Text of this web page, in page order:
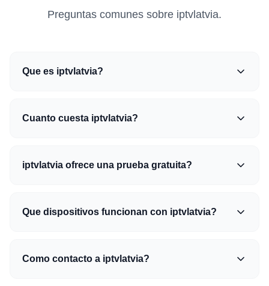
Preguntas comunes sobre iptvlatvia.
Que es iptvlatvia?
Cuanto cuesta iptvlatvia?
iptvlatvia ofrece una prueba gratuita?
Que dispositivos funcionan con iptvlatvia?
Como contacto a iptvlatvia?